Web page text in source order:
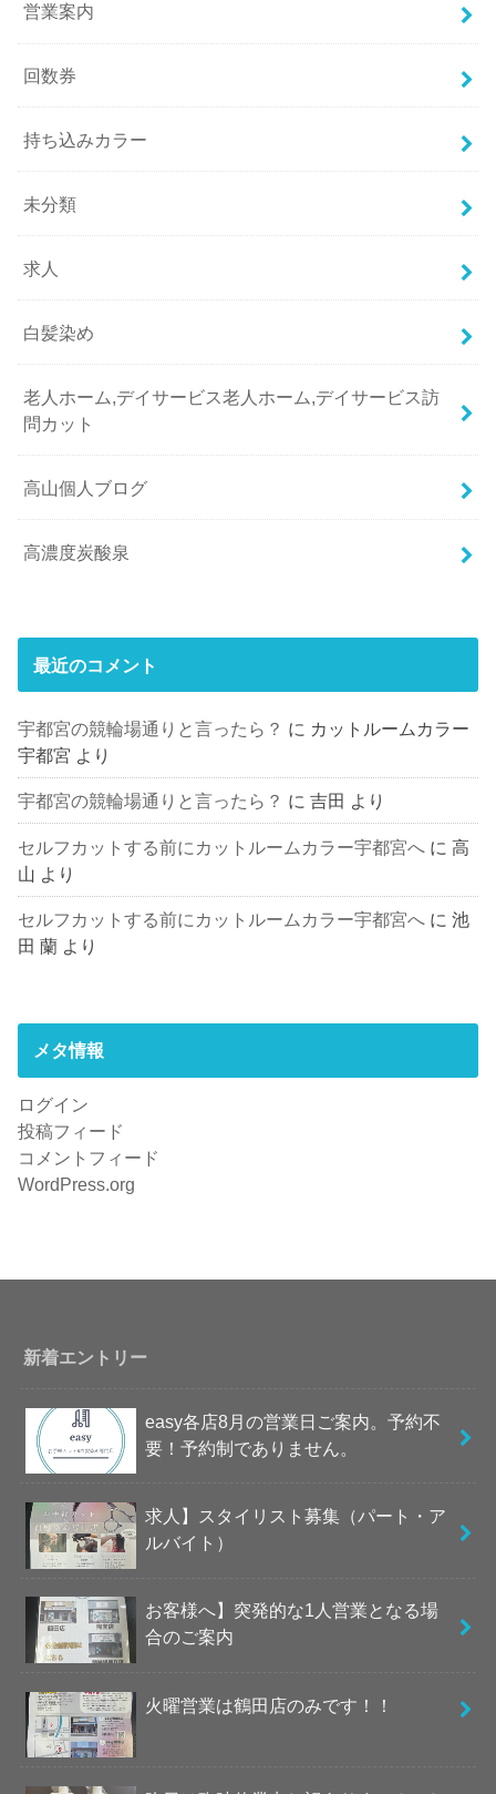
営業案内
回数券
持ち込みカラー
未分類
求人
白髪染め
老人ホーム,デイサービス老人ホーム,デイサービス訪
問カット
高山個人ブログ
高濃度炭酸泉
最近のコメント
宇都宮の競輪場通りと言ったら？ に カットルームカラー
宇都宮 より
宇都宮の競輪場通りと言ったら？ に吉田 より
セルフカットする前にカットルームカラー宇都宮へ に高
山 より
セルフカットする前にカットルームカラー宇都宮へ に池
田 蘭 より
メタ情報
ログイン
投稿フィード
コメントフィード
WordPress.org
新着エントリー
easy各店8月の営業日ご案内。予約不
要！予約制でありません。
求人】スタイリスト募集（パート・ア
ルバイト）
お客様へ】突発的な1人営業となる場
合のご案内
火曜営業は鶴田店のみです！！